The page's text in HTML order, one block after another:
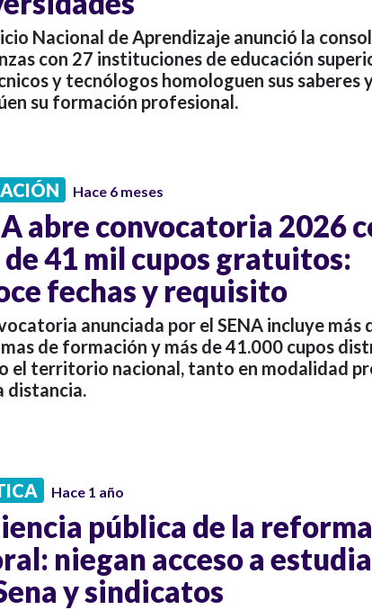
Nacional de Aprendizaje anunció la
con 27 instituciones de educación
y tecnólogos homologuen sus saberes
su formación profesional.
Hace 6 meses
abre convocatoria 2026
de 41 mil cupos gratuitos:
fechas y requisito
anunciada por el SENA incluye más
de formación y más de 41.000 cupos
el territorio nacional, tanto en modalidad
distancia.
Hace 1 año
pública de la reforma
niegan acceso a
y sindicatos